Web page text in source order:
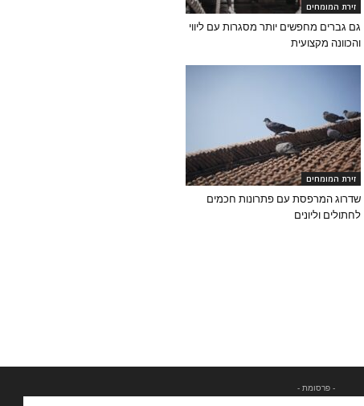
זירת המומחים
גם גברים מחפשים יותר מסגרות עם ליווי
והכוונה מקצועית
זירת המומחים
שדרוג המרפסת עם פתרונות חכמים
לחתולים וליונים
- פרסומת -